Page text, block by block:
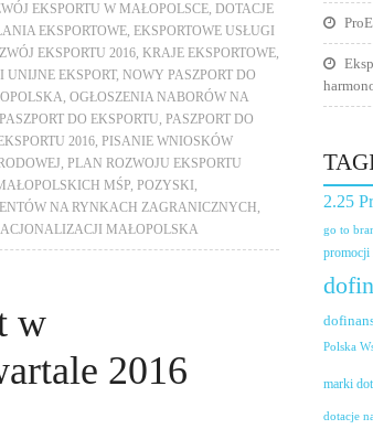
EKSPORTU W MAŁOPOLSCE DOTACJE
EKSPORTOWE EKSPORTOWE USŁUGI
EKSPORTU 2016 KRAJE EKSPORTOWE
EKSPORT, NOWY PASZPORT DO
OGŁOSZENIA NABORÓW NA
PASZPORT DO EKSPORTU PASZPORT DO
2016 PISANIE WNIOSKÓW
PLAN ROZWOJU EKSPORTU
MŚP POZYSKI
NA RYNKACH ZAGRANICZNYCH
MAŁOPOLSKA
w
2016
2.25
go to
promocji
Polska
marki
dotacje